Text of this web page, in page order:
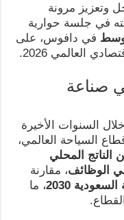
وتعزيز مرونة
في جلسة حوارية
في دافوس، على
العالمي 2026.
صناعة
السنوات الأخيرة
السياحة العالمي،
الناتج المحلي
، مقارنة
2030
، ما